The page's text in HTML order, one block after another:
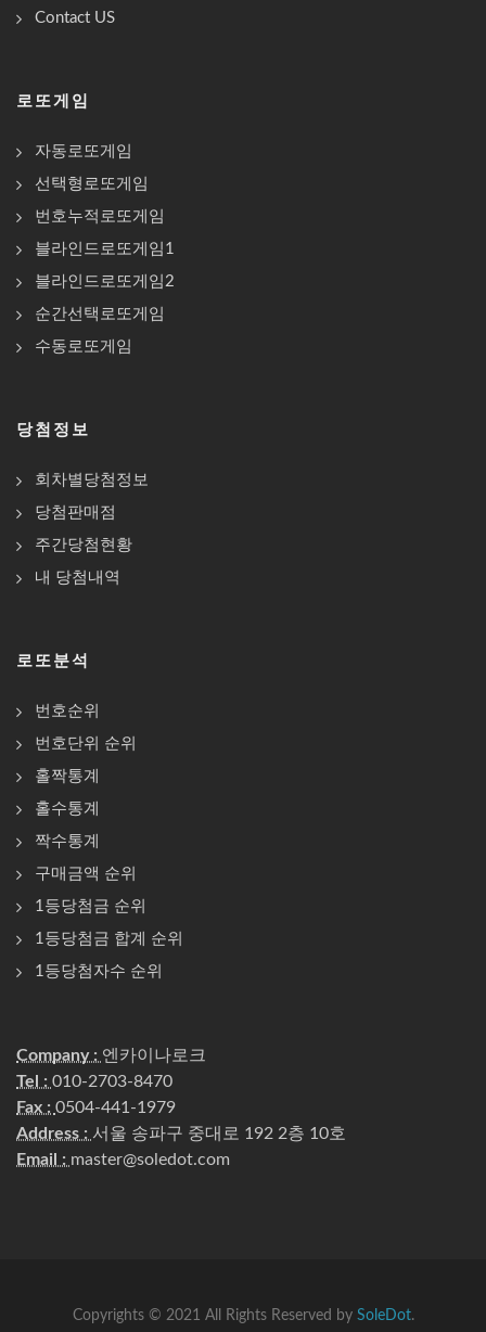
Contact US
로또게임
자동로또게임
선택형로또게임
번호누적로또게임
블라인드로또게임1
블라인드로또게임2
순간선택로또게임
수동로또게임
당첨정보
회차별당첨정보
당첨판매점
주간당첨현황
내 당첨내역
로또분석
번호순위
번호단위 순위
홀짝통계
홀수통계
짝수통계
구매금액 순위
1등당첨금 순위
1등당첨금 합계 순위
1등당첨자수 순위
Company : 엔카이나로크
Tel : 010-2703-8470
Fax : 0504-441-1979
Address : 서울 송파구 중대로 192 2층 10호
Email : master@soledot.com
Copyrights © 2021 All Rights Reserved by SoleDot.